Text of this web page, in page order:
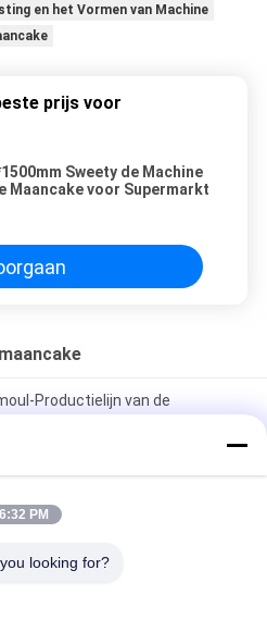
en het Vormen van Machine
prijs voor
Sweety de Machine
Maancake voor Supermarkt
Productielijn van de
van 220V 1Ph
Maancake van Encrusting 2KW
6:32 PM
looking for?